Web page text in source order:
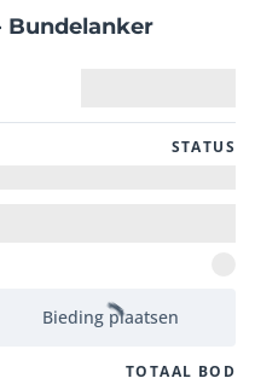
Bundelanker
STATUS
Bieding plaatsen
TOTAAL BOD